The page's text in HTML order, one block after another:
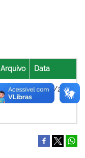
Arquivo Data
06/07/2021